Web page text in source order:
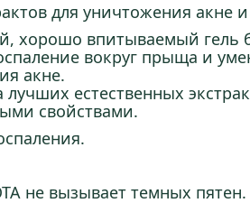
для уничтожения акне
хорошо впитываемый гель
вокруг прыща и
акне.
естественных
свойствами.
не вызывает темных пятен.